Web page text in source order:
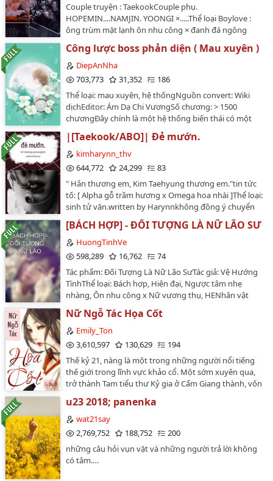
Couple truyện : TaekookCouple phụ.
HOPEMIN....NAMJIN. YOONGI ×.....Thể loại Boylove :
ông trùm mặt lạnh ôn nhu công × đanh đá ngông
cuồng xinh đẹp thụ.=}} HE ___________Từ một sinh viên
bình thường mà một bước lên trở thành tiểu bảo bối
của ông trùm Kim Taehyung......Em hãy nhìn kên bầu
trời xanh thẳm ấy đi, chúng thật đẹp biết bao. Nhưng
Jeon Jungkook! Chính là người mà Kim Taehyung vừa
gặp đã nở nụ cười…
Công lược boss phản diện ( Mau xuyên )
DiepAnNha
703,773
31,352
186
Thể loại: mau xuyên, hệ thốngNguồn convert: Wiki
dịchEditor: Ám Dạ Chi VươngSố chương: > 1500
chươngĐây chính là một hệ thống biến thái có một
không hai trong lịch sử - Trò chơi dưỡng thành người
yêu của boss phản diện.Các đối tượng mà An Tình sẽ
phải tiến hành công lược chính là:Boss âm hiểm, biến
tháiBoss ngạo kiều ngây thơBoss lạnh lùng tự bế Boss
Tình lệ rơi đầy mặt nói: "Đối tượng công lược quá biến
thái!"Tác phẩm nhãn: Ngọt văn, hệ thống lưu, pháo hôi
nghịch tập…
|[Taekook/ABO]| Đẻ mướn.
kimharynn_thv
644,772
24,299
83
" Hắn thương em, Kim Taehyung thương em."tin tức
tố: [ Alpha gỗ trầm hương x Omega hoa nhài ]Thể loại:
sinh tử văn.written by Harynnkhông đồng ý chuyển
ver!!Kim Taehyung x Jeon JungkookBegin [
10.06.2023]End [ 28.08.2023]…
[BÁCH HỢP] - ĐỐI TƯỢNG LÀ NỮ LÃO SƯ
HuongTinhVe
598,289
16,762
74
Tác phẩm: Đối Tượng Là Nữ Lão SưTác giả: Vệ Hướng
TìnhThể loại: Bách hợp, Hiện đại, Ngược tâm nhẹ
nhàng, Ôn nhu công x Nữ vương thụ, HENhân vật
chính: Trương Nhã Thư, Vũ Di ĐìnhChính văn: 66
chương - Hoàn…
Nữ Ngỗ Tác Họa Cốt
Emily_Ton
3,610,597
130,629
194
Thế kỷ 21, nàng là một trong những người nổi tiếng
thế giới trong lĩnh vực khảo cổ. Một sớm xuyên qua,
trở thành Tam tiểu thư Kỷ gia ở Cẩm Giang thành, vốn
bỏ, thân thể nho nhỏ trời sinh không đủ dinh dưỡng!
Vì thế, để kiếm bạc ăn cơm no, nàng làm lại nghề cũ -
Pháp y chuyên môn hoạ người chết! Một đôi tay khéo
Hắn là Vương gia mĩ mạo lạnh lùng, chỉ vì nụ cười của
mỹ nhân, không ngần ngại ném đi những nguyên tắc
u23 2018; panenka
wat21say
2,769,752
188,752
200
những câu hỏi vụn vặt và những người trả lời không
có tâm.…